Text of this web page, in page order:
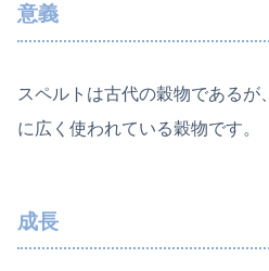
意義
スペルトは古代の穀物であるが
に広く使われている穀物です。
成長